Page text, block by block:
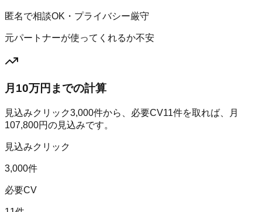
匿名で相談OK・プライバシー厳守
元パートナーが使ってくれるか不安
月10万円までの計算
見込みクリック3,000件から、必要CV11件を取れば、月
107,800円の見込みです。
見込みクリック
3,000件
必要CV